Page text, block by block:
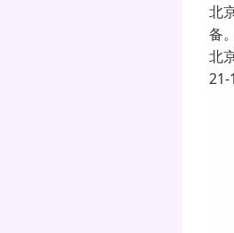
北
备
北
21-